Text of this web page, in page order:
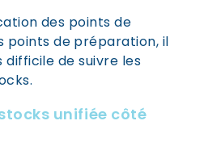
des points de
points de préparation, il
difficile de suivre les
unifiée côté